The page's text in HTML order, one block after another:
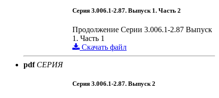
Серия 3.006.1-2.87. Выпуск 1. Часть 2
Продолжение Серии 3.006.1-2.87 Выпуск
1. Часть 1
Скачать файл
pdf СЕРИЯ
Серия 3.006.1-2.87. Выпуск 2